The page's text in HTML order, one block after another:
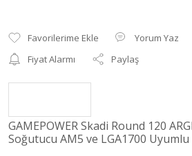
Yorum Yaz
Fiyat Alarmı
Paylaş
GAMEPOWER Skadi Round 120
Soğutucu AM5 ve LGA1700 Uyumlu